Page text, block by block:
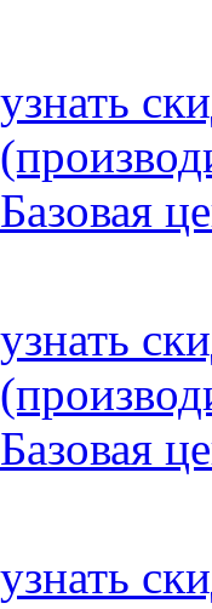
узнать
Базовая
узнать
Базовая
узнать